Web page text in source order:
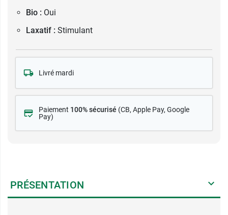
Bio : Oui
Laxatif : Stimulant
Livré mardi
Paiement 100% sécurisé (CB, Apple Pay, Google
Pay)
PRÉSENTATION